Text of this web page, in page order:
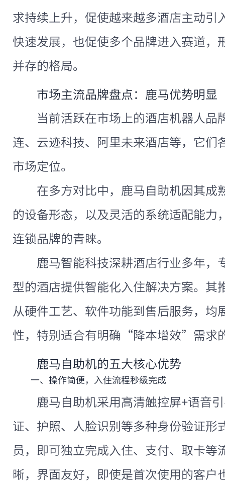
求持续上升，促使越来越多酒店主动引
快速发展，也促使多个品牌进入赛道，
并存的格局。
市场主流品牌盘点：鹿马优势明显
当前活跃在市场上的酒店机器人品
连、云迹科技、阿里未来酒店等，它们
市场定位。
在多方对比中，鹿马自助机因其成
的设备形态，以及灵活的系统适配能力
连锁品牌的青睐。
鹿马智能科技深耕酒店行业多年，
型的酒店提供智能化入住解决方案。其
从硬件工艺、软件功能到售后服务，均
性，特别适合有明确“降本增效”需求
鹿马自助机的五大核心优势
一、操作简便，入住流程秒级完成
鹿马自助机采用高清触控屏+语音
证、护照、人脸识别等多种身份验证形
员，即可独立完成入住、支付、取卡等
晰，界面友好，即使是首次使用的客户